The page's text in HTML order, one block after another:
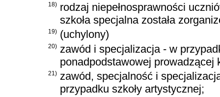
18) rodzaj niepełnosprawności
szkoła specjalna została
19) (uchylony)
20) zawód i specjalizacja - w
ponadpodstawowej prowadzącej
21) zawód, specjalność i
przypadku szkoły artystycznej;